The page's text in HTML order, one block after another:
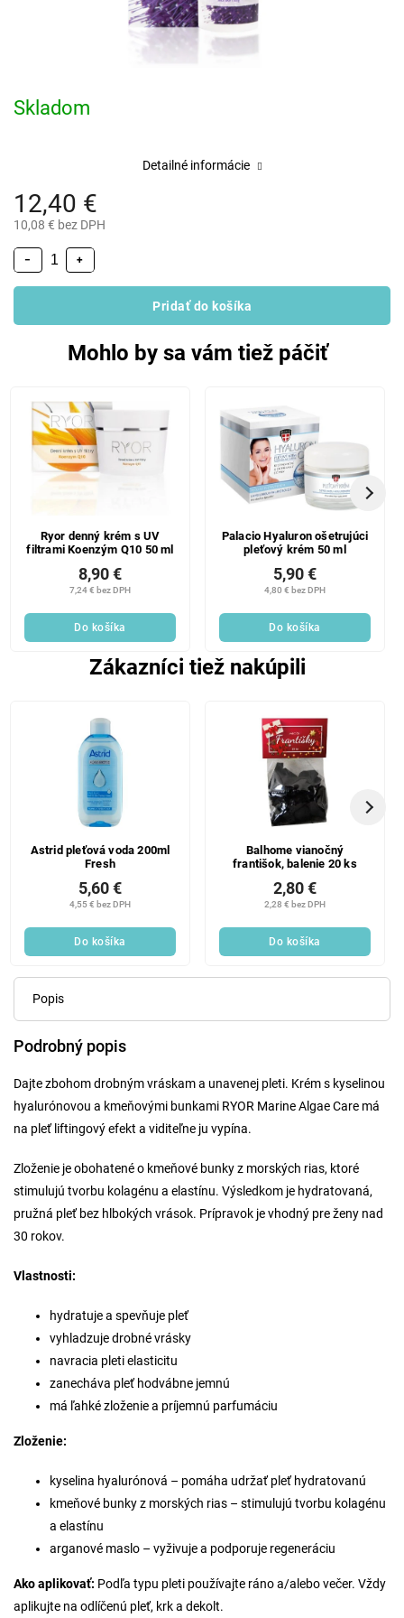
12,40 €
10,08 € bez DPH
Skladom
+
−
Pridať do košíka
Detailné informácie
Mohlo by sa vám tiež páčiť
Ryor denný krém s UV
filtrami Koenzým Q10 50 ml
7,24 € bez DPH
8,90 €
Do košíka
Palacio Hyaluron ošetrujúci
pleťový krém 50 ml
4,80 € bez DPH
5,90 €
Do košíka
Zákazníci tiež nakúpili
Astrid pleťová voda 200ml
Fresh
4,55 € bez DPH
5,60 €
Do košíka
Balhome vianočný
františok, balenie 20 ks
2,28 € bez DPH
2,80 €
Do košíka
Popis
Podrobný popis
Dajte zbohom drobným vráskam a unavenej pleti. Krém s kyselinou
hyalurónovou a kmeňovými bunkami RYOR Marine Algae Care má
na pleť liftingový efekt a viditeľne ju vypína.
Zloženie je obohatené o kmeňové bunky z morských rias, ktoré
stimulujú tvorbu kolagénu a elastínu. Výsledkom je hydratovaná,
pružná pleť bez hlbokých vrások. Prípravok je vhodný pre ženy nad
30 rokov.
Vlastnosti:
hydratuje a spevňuje pleť
vyhladzuje drobné vrásky
navracia pleti elasticitu
zanecháva pleť hodvábne jemnú
má ľahké zloženie a príjemnú parfumáciu
Zloženie:
kyselina hyalurónová – pomáha udržať pleť hydratovanú
kmeňové bunky z morských rias – stimulujú tvorbu kolagénu
a elastínu
arganové maslo – vyživuje a podporuje regeneráciu
Ako aplikovať: Podľa typu pleti používajte ráno a/alebo večer. Vždy
aplikujte na odlíčenú pleť, krk a dekolt.